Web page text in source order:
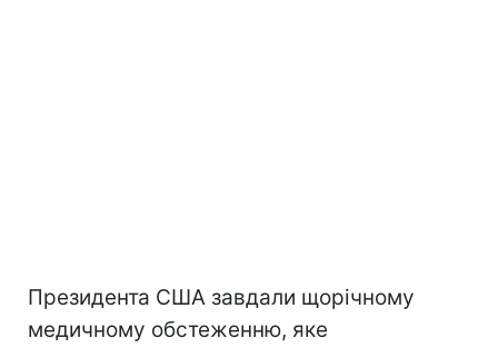
Президента США завдали щорічному
медичному обстеженню, яке